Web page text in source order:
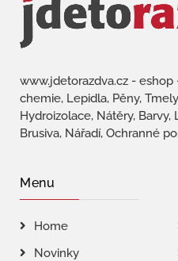
www.jdetorazdva.cz -
chemie, Lepidla, Pěny,
Hydroizolace, Nátěry, Barvy,
Brusiva, Nářadí, Ochranné
Menu
Home
Novinky